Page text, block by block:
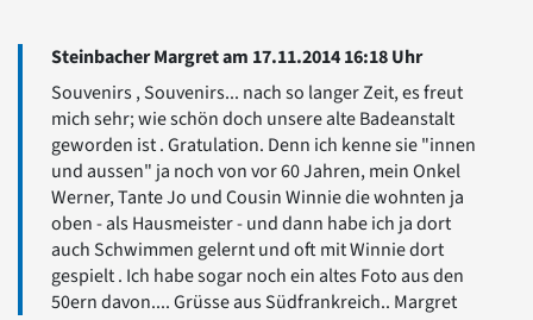
Steinbacher Margret am 17.11.2014 16:18 Uhr
Souvenirs , Souvenirs... nach so langer Zeit, es freut
mich sehr; wie schön doch unsere alte Badeanstalt
geworden ist . Gratulation. Denn ich kenne sie "innen
und aussen" ja noch von vor 60 Jahren, mein Onkel
Werner, Tante Jo und Cousin Winnie die wohnten ja
oben - als Hausmeister - und dann habe ich ja dort
auch Schwimmen gelernt und oft mit Winnie dort
gespielt . Ich habe sogar noch ein altes Foto aus den
50ern davon.... Grüsse aus Südfrankreich.. Margret